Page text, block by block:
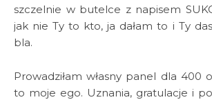
szczelnie w butelce z napisem
jak nie Ty to kto, ja dałam to i Ty
bla.
Prowadziłam własny panel dla 400
to moje ego. Uznania, gratulacje i